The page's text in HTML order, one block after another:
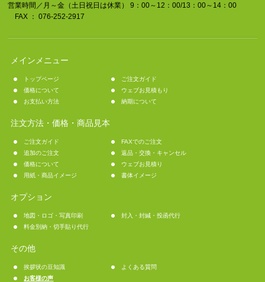
営業時間／月～金（土日祝日は休業） 9：00～12：00/13：00～14：00
FAX ： 076-252-2917
メインメニュー
トップページ
ご注文ガイド
価格について
ウェブお見積もり
お支払い方法
納期について
注文方法・価格・商品見本
ご注文ガイド
FAXでのご注文
追加のご注文
返品・交換・キャンセル
価格について
ウェブお見積り
用紙・商品イメージ
書体イメージ
オプション
地図・ロゴ・写真印刷
封入・封緘・投函代行
料金別納・切手貼り代行
その他
挨拶状の豆知識
よくある質問
お客様の声